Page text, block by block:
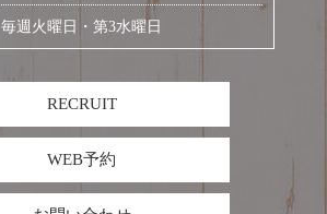
毎週火曜日・第3水曜日
RECRUIT
WEB予約